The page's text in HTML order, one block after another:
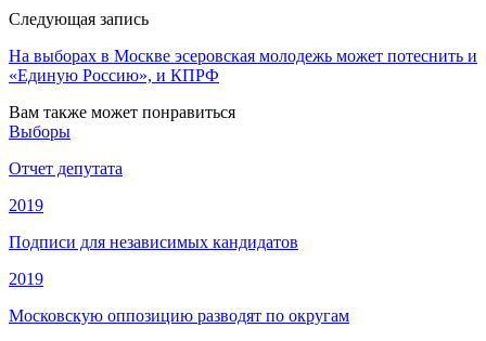
Следующая запись
На выборах в Москве эсеровская молодежь может потеснить и
«Единую Россию», и КПРФ
Вам также может понравиться
Выборы
Отчет депутата
2019
Подписи для независимых кандидатов
2019
Московскую оппозицию разводят по округам